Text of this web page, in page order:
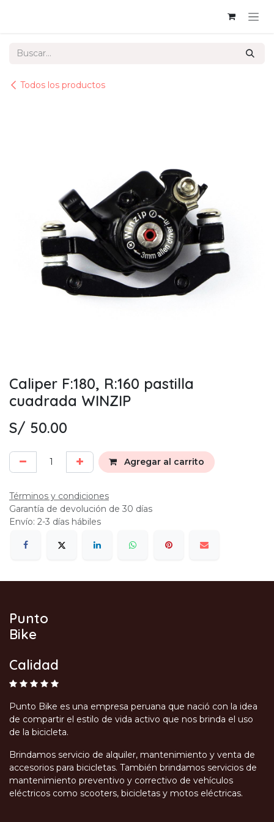
Todos los productos
Caliper F:180, R:160 pastilla
cuadrada WINZIP
S/ 50.00
Agregar al carrito
Términos y condiciones
Garantía de devolución de 30 días
Envío: 2-3 días hábiles
Punto
Bike
Calidad
Punto Bike es una empresa peruana que nació con la idea
de compartir el estilo de vida activo que nos brinda el uso
de la bicicleta.
Brindamos servicio de alquiler, mantenimiento y venta de
accesorios para bicicletas. También brindamos servicios de
mantenimiento preventivo y correctivo de vehículos
eléctricos como scooters, bicicletas y motos eléctricas.